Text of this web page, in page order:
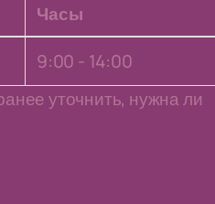
Часы
9:00 - 14:00
уточнить, нужна ли